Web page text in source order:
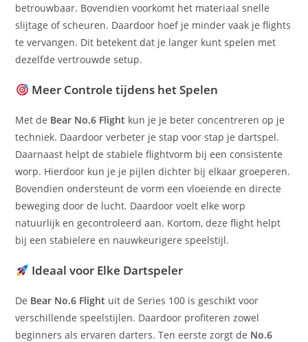
betrouwbaar. Bovendien voorkomt het materiaal snelle
slijtage of scheuren. Daardoor hoef je minder vaak je flights
te vervangen. Dit betekent dat je langer kunt spelen met
dezelfde vertrouwde setup.
Meer Controle tijdens het Spelen
Met de Bear No.6 Flight kun je je beter concentreren op je
techniek. Daardoor verbeter je stap voor stap je dartspel.
Daarnaast helpt de stabiele flightvorm bij een consistente
worp. Hierdoor kun je je pijlen dichter bij elkaar groeperen.
Bovendien ondersteunt de vorm een vloeiende en directe
beweging door de lucht. Daardoor voelt elke worp
natuurlijk en gecontroleerd aan. Kortom, deze flight helpt
bij een stabielere en nauwkeurigere speelstijl.
Ideaal voor Elke Dartspeler
De Bear No.6 Flight uit de Series 100 is geschikt voor
verschillende speelstijlen. Daardoor profiteren zowel
beginners als ervaren darters. Ten eerste zorgt de No.6